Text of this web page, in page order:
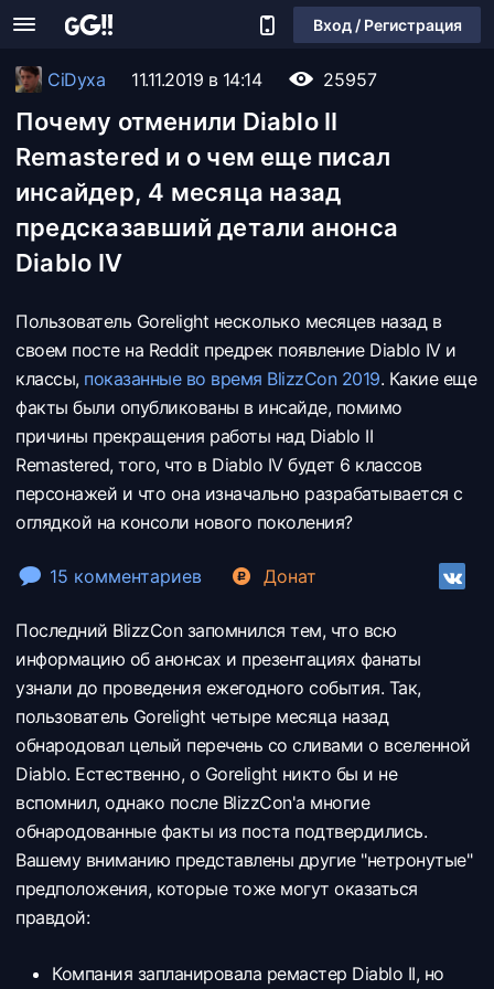
Вход / Регистрация
CiDyxa 11.11.2019 в 14:14 25957
Почему отменили Diablo II
Remastered и о чем еще писал
инсайдер, 4 месяца назад
предсказавший детали анонса
Diablo IV
Пользователь Gorelight несколько месяцев назад в
своем посте на Reddit предрек появление Diablo IV и
классы, показанные во время BlizzСon 2019. Какие еще
факты были опубликованы в инсайде, помимо
причины прекращения работы над Diablo II
Remastered, того, что в Diablo IV будет 6 классов
персонажей и что она изначально разрабатывается с
оглядкой на консоли нового поколения?
15 комментариев Донат
Последний BlizzСon запомнился тем, что всю
информацию об анонсах и презентациях фанаты
узнали до проведения ежегодного события. Так,
пользователь Gorelight четыре месяца назад
обнародовал целый перечень со сливами о вселенной
Diablo. Естественно, о Gorelight никто бы и не
вспомнил, однако после BlizzСon'a многие
обнародованные факты из поста подтвердились.
Вашему вниманию представлены другие "нетронутые"
предположения, которые тоже могут оказаться
правдой:
Компания запланировала ремастер Diablo II, но